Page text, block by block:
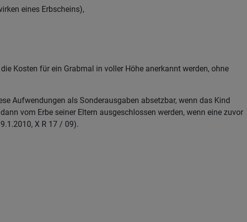
eines Erbscheins),
Kosten für ein Grabmal in voller Höhe anerkannt werden, ohne
Aufwendungen als Sonderausgaben absetzbar, wenn das Kind
vom Erbe seiner Eltern ausgeschlossen werden, wenn eine zuvor
X R 17 / 09).